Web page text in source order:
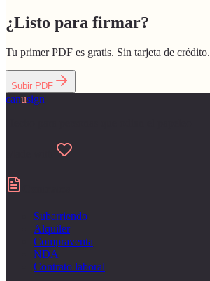
¿Listo para firmar?
Tu primer PDF es gratis. Sin tarjeta de crédito.
Subir PDF
canusign
Subarriendo
Alquiler
Compraventa
NDA
Contrato laboral